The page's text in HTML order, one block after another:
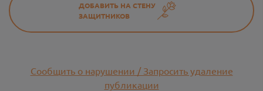
ДОБАВИТЬ НА СТЕНУ
ЗАЩИТНИКОВ
Сообщить о нарушении / Запросить удаление
публикации